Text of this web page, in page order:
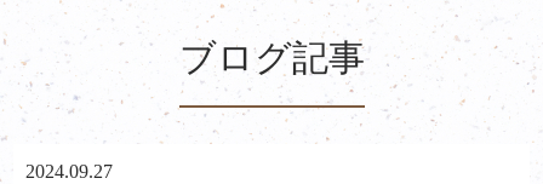
ブログ記事
2024.09.27